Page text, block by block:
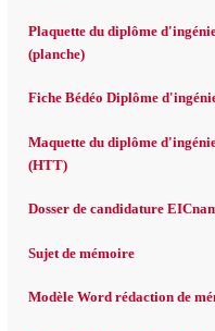
Plaquette du diplôme
(planche)
Fiche Bédéo Diplôme
Maquette du diplôme
(HTT)
Dosser de candidature
Sujet de mémoire
Modèle Word rédaction de